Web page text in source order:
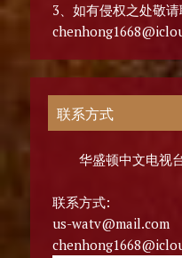
3、如有侵权之处敬
联系方式
华盛顿中文电视
联系方式:
us-watv@mail.com